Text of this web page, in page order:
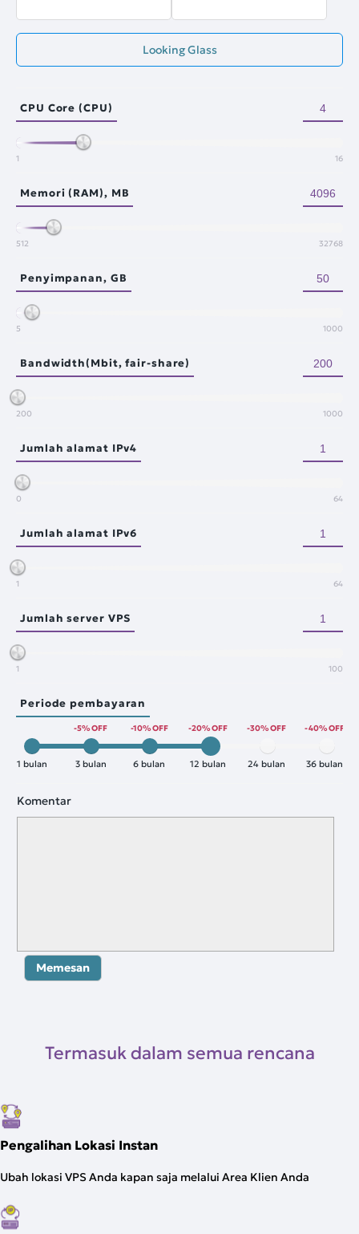
Looking Glass
CPU Core (CPU)
1 16
Memori (RAM), MB
512 32768
Penyimpanan, GB
5 1000
Bandwidth(Mbit, fair-share)
200 1000
Jumlah alamat IPv4
0 64
Jumlah alamat IPv6
1 64
Jumlah server VPS
1 100
Periode pembayaran
1 bulan 3 bulan
-5% OFF
6 bulan
-10% OFF
12 bulan
-20% OFF
24 bulan
-30% OFF
36 bulan
-40% OFF
Komentar
Memesan
Termasuk dalam semua rencana
Pengalihan Lokasi Instan
Ubah lokasi VPS Anda kapan saja melalui Area Klien Anda